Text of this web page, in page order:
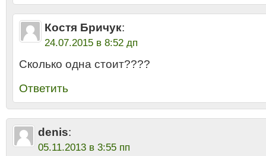
Костя Бричук:
24.07.2015 в 8:52 дп
Сколько одна стоит????
Ответить
denis:
05.11.2013 в 3:55 пп